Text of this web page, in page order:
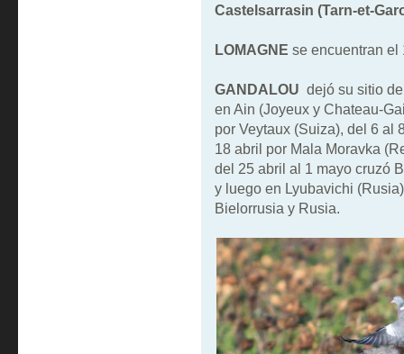
Castelsarrasin (Tarn-et-
LOMAGNE se encuentran el
GANDALOU dejó su sitio
en Ain (Joyeux y Chateau-
por Veytaux (Suiza), del 6 al
18 abril por Mala Moravka
del 25 abril al 1 mayo cruzó
y luego en Lyubavichi
Bielorrusia y Rusia.